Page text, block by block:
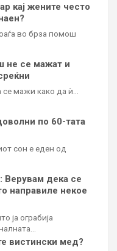
кај жените често
во брза помош
не се мажат и
мажи како да ѝ…
по 60-тата
сон е еден од
Верувам дека се
направиле некое
ја ограбија
вистински мед?